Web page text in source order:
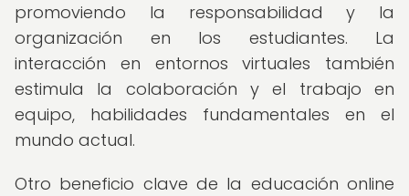
promoviendo la responsabilidad y la
organización en los estudiantes. La
interacción en entornos virtuales también
estimula la colaboración y el trabajo en
equipo, habilidades fundamentales en el
mundo actual.
Otro beneficio clave de la educación online